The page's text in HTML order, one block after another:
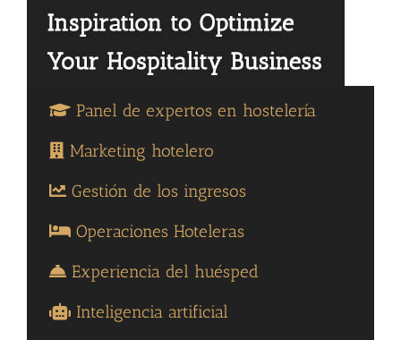
Panel de expertos en hostelería
Marketing hotelero
Gestión de los ingresos
Operaciones Hoteleras
Experiencia del huésped
Inteligencia artificial